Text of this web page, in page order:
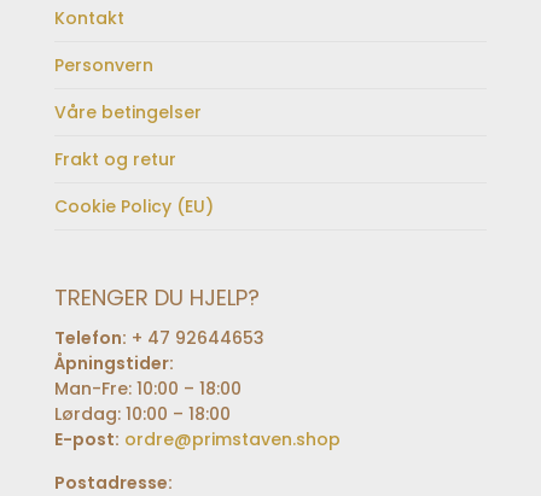
Kontakt
Personvern
Våre betingelser
Frakt og retur
Cookie Policy (EU)
TRENGER DU HJELP?
Telefon: + 47 92644653
Åpningstider:
Man-Fre: 10:00 – 18:00
Lørdag: 10:00 – 18:00
E-post: ordre@primstaven.shop
Postadresse: